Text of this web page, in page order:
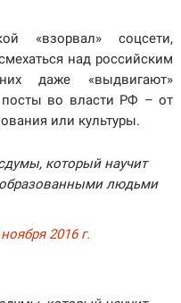
«взорвал» соцсети,
над российским
даже «выдвигают»
во власти РФ – от
или культуры.
который научит
людьми
2016 г.